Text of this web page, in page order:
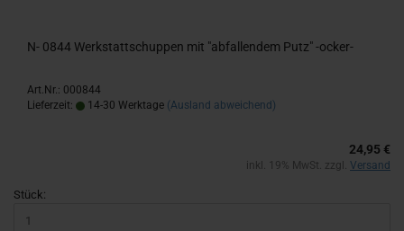
N- 0844 Werk­statt­schup­pen mit "ab­fal­len­dem Putz" -​ocker-​
Art.Nr.: 000844
Lieferzeit:
14-30 Werktage (Ausland abweichend)
24,95 €
inkl. 19% MwSt. zzgl. Versand
Stück: